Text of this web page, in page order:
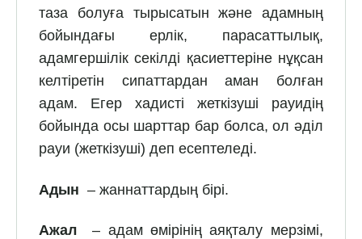
таза болуға тырысатын және адамның
бойындағы ерлік, парасаттылық,
адамгершілік секілді қасиеттеріне нұқсан
келтіретін сипаттардан аман болған
адам. Егер хадисті жеткізуші рауидің
бойында осы шарттар бар болса, ол әділ
рауи (жеткізуші) деп есептеледі.
Адын – жаннаттардың бірі.
Ажал – адам өмірінің аяқталу мерзімі,